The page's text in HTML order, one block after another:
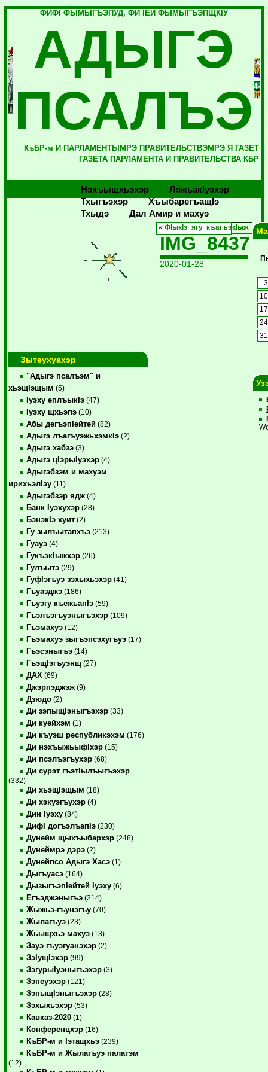
ФИФI ФЫМЫГЪЭПУД, ФИ IЕЙ ФЫМЫГЪЭПЩКIУ
АДЫГЭ
ПСАЛЪЭ
КъБР-м И ПАРЛАМЕНТЫМРЭ ПРАВИТЕЛЬСТВЭМРЭ Я ГАЗЕТ
ГАЗЕТА ПАРЛАМЕНТА И ПРАВИТЕЛЬСТВА КБР
Нэхъыщхьэхэр
Лэжьакlуэхэр
Тхыгъэхэр
Хъыбарегъащlэ
Тхыдэ
Дал Амир и махуэ
Зытеухуахэр
"Адыгэ псалъэм" и
хьэщIэщым (5)
Iуэху еплъыкIэ (47)
Iуэху щхьэпэ (10)
Абы дегъэпIейтей (82)
Адыгэ лъагъуэжьхэмкIэ (2)
Адыгэ хабзэ (3)
Адыгэ цIэрыIуэхэр (4)
Адыгэбзэм и махуэм
ирихьэлIэу (11)
Адыгэбзэр ядж (4)
Банк Iуэхухэр (28)
БэнэкIэ хуит (2)
Гу зылъытапхъэ (213)
Гуауэ (4)
ГукъэкIыжхэр (26)
Гулъытэ (29)
ГуфIэгъуэ зэхыхьэхэр (41)
Гъуазджэ (186)
Гъуэгу къежьапIэ (59)
Гъэлъэгъуэныгъэхэр (109)
Гъэмахуэ (12)
Гъэмахуэ зыгъэпсэхугъуэ (17)
Гъэсэныгъэ (14)
ГъэщIэгъуэнщ (27)
ДАХ (69)
Джэрпэджэж (9)
Дзюдо (2)
Ди зэпыщIэныгъэхэр (33)
Ди куейхэм (1)
Ди къуэш республикэхэм (176)
Ди нэхъыжьыфIхэр (15)
Ди псэлъэгъухэр (68)
Ди сурэт гъэтIылъыгъэхэр
(332)
Ди хьэщIэщым (18)
Ди хэкуэгъухэр (4)
Дин Iуэху (84)
ДифI догъэлъапIэ (230)
Дунейм щыхъыбархэр (248)
Дунеймрэ дэрэ (2)
Дунейпсо Адыгэ Хасэ (1)
Дыгъуасэ (164)
ДызыгъэпIейтей Iуэху (6)
Егъэджэныгъэ (214)
Жыжьэ-гъунэгъу (70)
Жылагъуэ (23)
Жьыщхьэ махуэ (13)
Зауэ гъуэгуанэхэр (2)
ЗэIущIэхэр (99)
ЗэгурыIуэныгъэхэр (3)
Зэпеуэхэр (121)
ЗэпыщIэныгъэхэр (28)
Зэхыхьэхэр (53)
Кавказ-2020 (1)
Конференцхэр (16)
КъБР-м и Iэтащхьэ (239)
КъБР-м и Жылагъуэ палатэм
(12)
«ФIыкIэ ягу къагъэкIыж
IMG_8437
2020-01-28
3
10
17
24
31